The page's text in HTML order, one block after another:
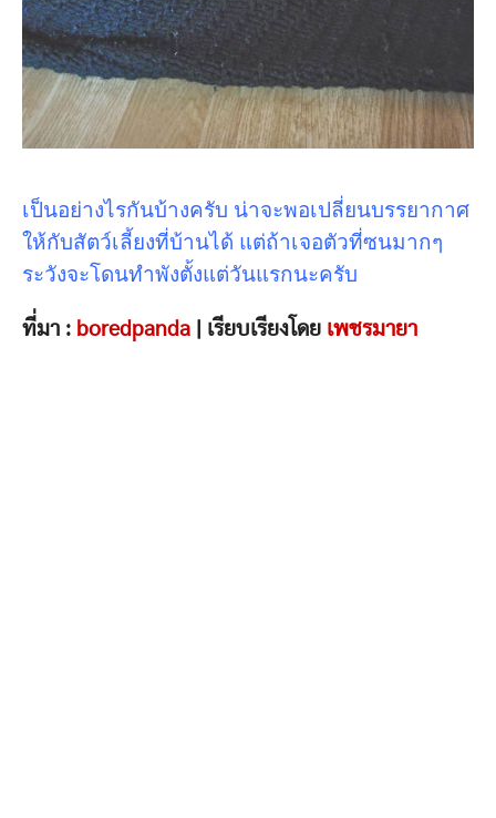
เป็นอย่างไรกันบ้างครับ น่าจะพอเปลี่ยนบรรยากาศ
ให้กับสัตว์เลี้ยงที่บ้านได้ แต่ถ้าเจอตัวที่ซนมากๆ
ระวังจะโดนทำพังตั้งแต่วันแรกนะครับ
ที่มา : boredpanda | เรียบเรียงโดย เพชรมายา